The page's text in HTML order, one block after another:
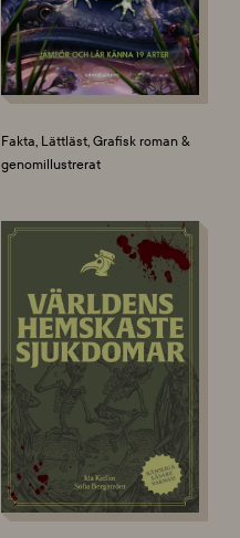
Fakta, Lättläst, Grafisk roman &
genomillustrerat